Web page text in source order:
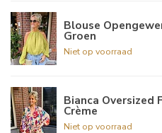
Blouse
Groen
Niet op voorraad
Bianca Oversized
Crème
Niet op voorraad